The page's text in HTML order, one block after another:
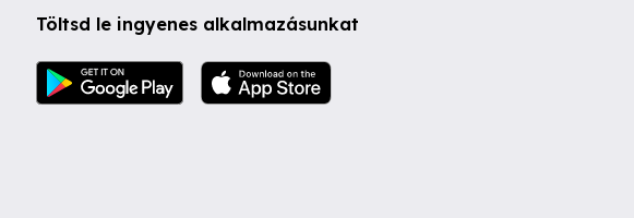
Töltsd le ingyenes alkalmazásunkat